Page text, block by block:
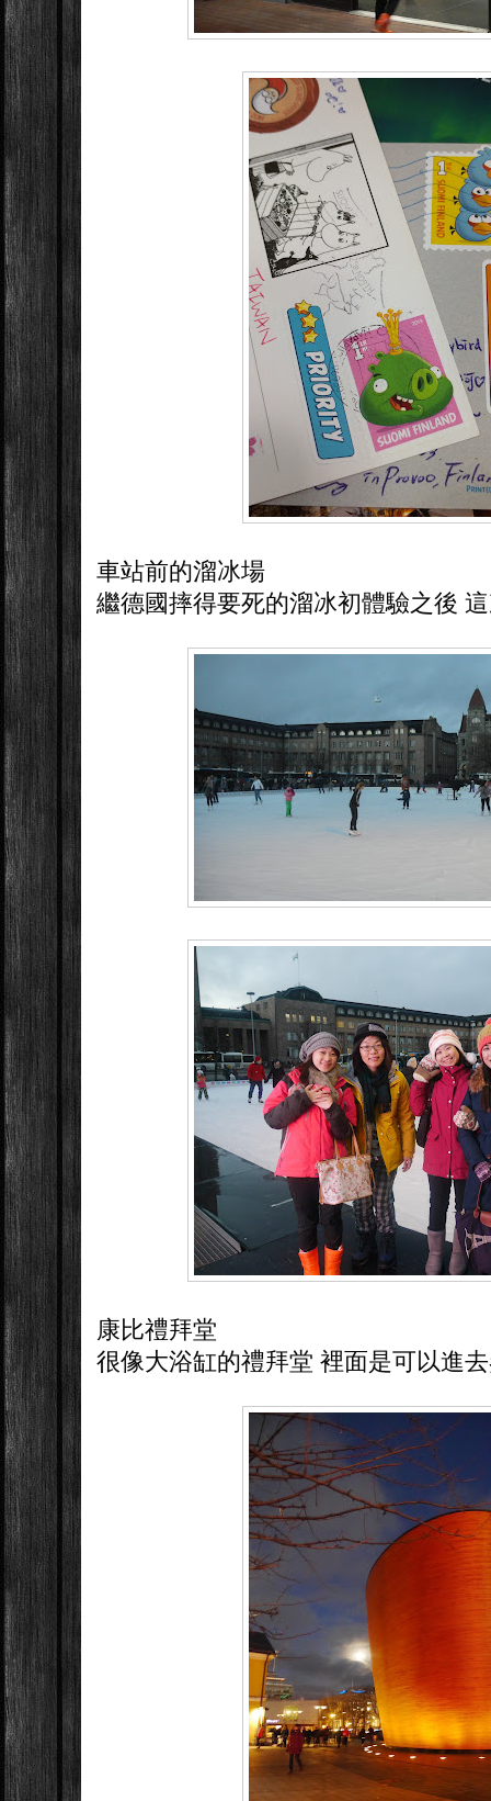
車站前的溜冰場
繼德國摔得要死的溜冰初體驗之後
康比禮拜堂
很像大浴缸的禮拜堂 裡面是可以進